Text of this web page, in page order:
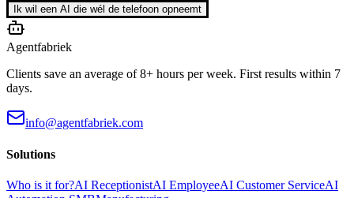
Ik wil een AI die wél de telefoon opneemt
Agentfabriek
Clients save an average of 8+ hours per week. First results within 7
days.
info@agentfabriek.com
Solutions
Who is it for?AI ReceptionistAI EmployeeAI Customer ServiceAI